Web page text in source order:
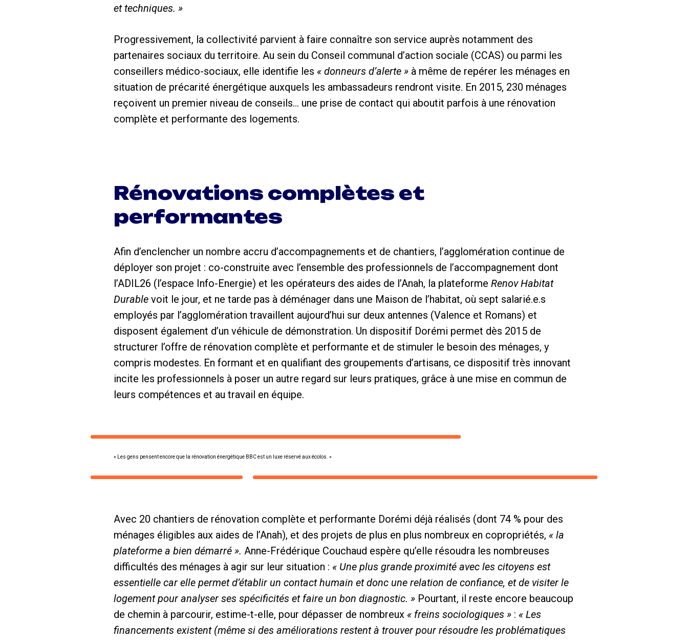
et techniques. »
Progressivement, la collectivité parvient à faire connaître son service auprès notamment des
partenaires sociaux du territoire. Au sein du Conseil communal d’action sociale (CCAS) ou parmi les
conseillers médico-sociaux, elle identifie les « donneurs d’alerte » à même de repérer les ménages en
situation de précarité énergétique auxquels les ambassadeurs rendront visite. En 2015, 230 ménages
reçoivent un premier niveau de conseils… une prise de contact qui aboutit parfois à une rénovation
complète et performante des logements.
Rénovations complètes et
performantes
Afin d’enclencher un nombre accru d’accompagnements et de chantiers, l’agglomération continue de
déployer son projet : co-construite avec l’ensemble des professionnels de l’accompagnement dont
l’ADIL26 (l’espace Info-Energie) et les opérateurs des aides de l’Anah, la plateforme Renov Habitat
Durable voit le jour, et ne tarde pas à déménager dans une Maison de l’habitat, où sept salarié.e.s
employés par l’agglomération travaillent aujourd’hui sur deux antennes (Valence et Romans) et
disposent également d’un véhicule de démonstration. Un dispositif Dorémi permet dès 2015 de
structurer l’offre de rénovation complète et performante et de stimuler le besoin des ménages, y
compris modestes. En formant et en qualifiant des groupements d’artisans, ce dispositif très innovant
incite les professionnels à poser un autre regard sur leurs pratiques, grâce à une mise en commun de
leurs compétences et au travail en équipe.
« Les gens pensent encore que la rénovation énergétique BBC est un luxe réservé aux écolos. »
Avec 20 chantiers de rénovation complète et performante Dorémi déjà réalisés (dont 74 % pour des
ménages éligibles aux aides de l’Anah), et des projets de plus en plus nombreux en copropriétés, « la
plateforme a bien démarré ». Anne-Frédérique Couchaud espère qu’elle résoudra les nombreuses
difficultés des ménages à agir sur leur situation : « Une plus grande proximité avec les citoyens est
essentielle car elle permet d’établir un contact humain et donc une relation de confiance, et de visiter le
logement pour analyser ses spécificités et faire un bon diagnostic. » Pourtant, il reste encore beaucoup
de chemin à parcourir, estime-t-elle, pour dépasser de nombreux « freins sociologiques » : « Les
financements existent (même si des améliorations restent à trouver pour résoudre les problématiques